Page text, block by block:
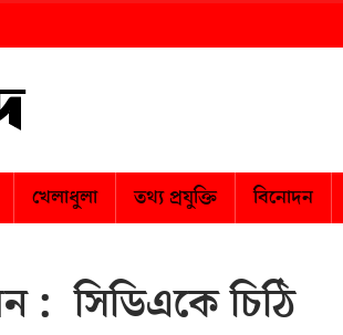
খেলাধুলা তথ্য প্রযুক্তি বিনোদন
: সিডিএকে চিঠি